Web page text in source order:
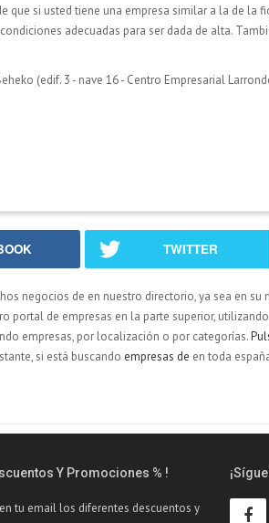
que si usted tiene una empresa similar a la de la
adecuadas para ser dada de alta.
(edif. 3 - nave 16 - Centro Empresarial
TWITTER
negocios de en nuestro directorio, ya sea en
portal de empresas en la parte superior,
empresas, por localización o por categorías.
si está buscando empresas de en toda
Y Promociones % !
tu email los diferentes descuentos y